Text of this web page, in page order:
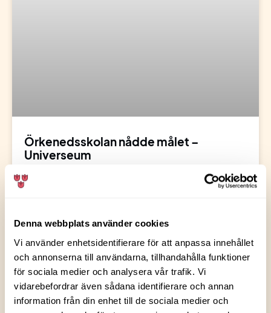
Denna webbplats använder cookies
Vi använder enhetsidentifierare för att anpassa innehållet
och annonserna till användarna, tillhandahålla funktioner
för sociala medier och analysera vår trafik. Vi
vidarebefordrar även sådana identifierare och annan
information från din enhet till de sociala medier och
Örkenedsskolan nådde målet –
Universeum
Ökneredsskolan klass 6L fick mycket sålt och lyckades tjäna